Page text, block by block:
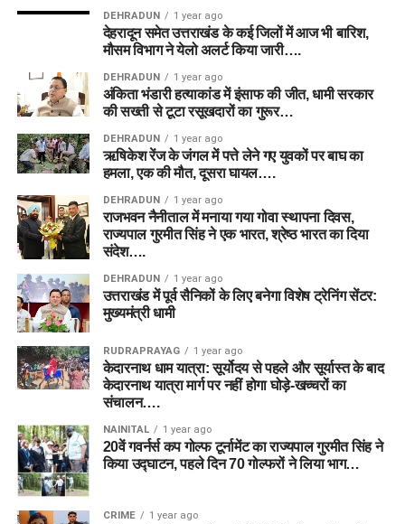
DEHRADUN 1 year ago
देहरादून समेत उत्तराखंड के कई जिलों में आज भी बारिश,
मौसम विभाग ने येलो अलर्ट किया जारी….
DEHRADUN 1 year ago
अंकिता भंडारी हत्याकांड में इंसाफ की जीत, धामी सरकार
की सख्ती से टूटा रसूखदारों का गुरूर…
DEHRADUN 1 year ago
ऋषिकेश रेंज के जंगल में पत्ते लेने गए युवकों पर बाघ का
हमला, एक की मौत, दूसरा घायल….
DEHRADUN 1 year ago
राजभवन नैनीताल में मनाया गया गोवा स्थापना दिवस,
राज्यपाल गुरमीत सिंह ने एक भारत, श्रेष्ठ भारत का दिया
संदेश….
DEHRADUN 1 year ago
उत्तराखंड में पूर्व सैनिकों के लिए बनेगा विशेष ट्रेनिंग सेंटर:
मुख्यमंत्री धामी
RUDRAPRAYAG 1 year ago
केदारनाथ धाम यात्रा: सूर्योदय से पहले और सूर्यास्त के बाद
केदारनाथ यात्रा मार्ग पर नहीं होगा घोड़े-खच्चरों का
संचालन….
NAINITAL 1 year ago
20वें गवर्नर्स कप गोल्फ टूर्नामेंट का राज्यपाल गुरमीत सिंह ने
किया उद्घाटन, पहले दिन 70 गोल्फरों ने लिया भाग…
CRIME 1 year ago